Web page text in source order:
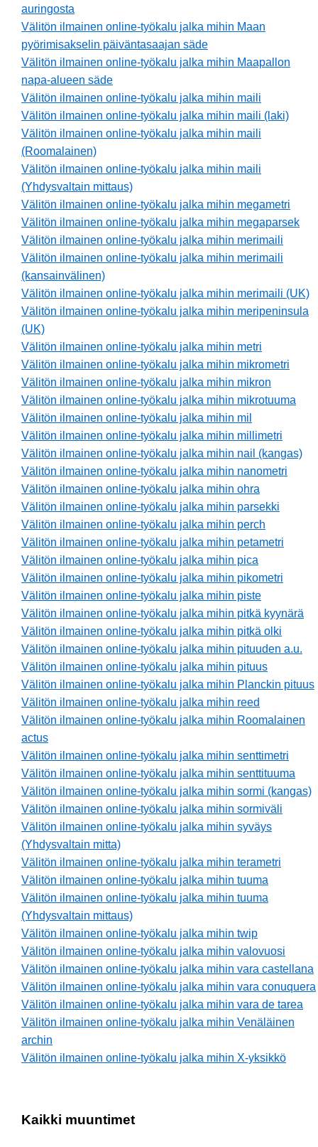
auringosta
Välitön ilmainen online-työkalu jalka mihin Maan
pyörimisakselin päiväntasaajan säde
Välitön ilmainen online-työkalu jalka mihin Maapallon
napa-alueen säde
Välitön ilmainen online-työkalu jalka mihin maili
Välitön ilmainen online-työkalu jalka mihin maili (laki)
Välitön ilmainen online-työkalu jalka mihin maili
(Roomalainen)
Välitön ilmainen online-työkalu jalka mihin maili
(Yhdysvaltain mittaus)
Välitön ilmainen online-työkalu jalka mihin megametri
Välitön ilmainen online-työkalu jalka mihin megaparsek
Välitön ilmainen online-työkalu jalka mihin merimaili
Välitön ilmainen online-työkalu jalka mihin merimaili
(kansainvälinen)
Välitön ilmainen online-työkalu jalka mihin merimaili (UK)
Välitön ilmainen online-työkalu jalka mihin meripeninsula
(UK)
Välitön ilmainen online-työkalu jalka mihin metri
Välitön ilmainen online-työkalu jalka mihin mikrometri
Välitön ilmainen online-työkalu jalka mihin mikron
Välitön ilmainen online-työkalu jalka mihin mikrotuuma
Välitön ilmainen online-työkalu jalka mihin mil
Välitön ilmainen online-työkalu jalka mihin millimetri
Välitön ilmainen online-työkalu jalka mihin nail (kangas)
Välitön ilmainen online-työkalu jalka mihin nanometri
Välitön ilmainen online-työkalu jalka mihin ohra
Välitön ilmainen online-työkalu jalka mihin parsekki
Välitön ilmainen online-työkalu jalka mihin perch
Välitön ilmainen online-työkalu jalka mihin petametri
Välitön ilmainen online-työkalu jalka mihin pica
Välitön ilmainen online-työkalu jalka mihin pikometri
Välitön ilmainen online-työkalu jalka mihin piste
Välitön ilmainen online-työkalu jalka mihin pitkä kyynärä
Välitön ilmainen online-työkalu jalka mihin pitkä olki
Välitön ilmainen online-työkalu jalka mihin pituuden a.u.
Välitön ilmainen online-työkalu jalka mihin pituus
Välitön ilmainen online-työkalu jalka mihin Planckin pituus
Välitön ilmainen online-työkalu jalka mihin reed
Välitön ilmainen online-työkalu jalka mihin Roomalainen
actus
Välitön ilmainen online-työkalu jalka mihin senttimetri
Välitön ilmainen online-työkalu jalka mihin senttituuma
Välitön ilmainen online-työkalu jalka mihin sormi (kangas)
Välitön ilmainen online-työkalu jalka mihin sormiväli
Välitön ilmainen online-työkalu jalka mihin syväys
(Yhdysvaltain mitta)
Välitön ilmainen online-työkalu jalka mihin terametri
Välitön ilmainen online-työkalu jalka mihin tuuma
Välitön ilmainen online-työkalu jalka mihin tuuma
(Yhdysvaltain mittaus)
Välitön ilmainen online-työkalu jalka mihin twip
Välitön ilmainen online-työkalu jalka mihin valovuosi
Välitön ilmainen online-työkalu jalka mihin vara castellana
Välitön ilmainen online-työkalu jalka mihin vara conuquera
Välitön ilmainen online-työkalu jalka mihin vara de tarea
Välitön ilmainen online-työkalu jalka mihin Venäläinen
archin
Välitön ilmainen online-työkalu jalka mihin X-yksikkö
Kaikki muuntimet